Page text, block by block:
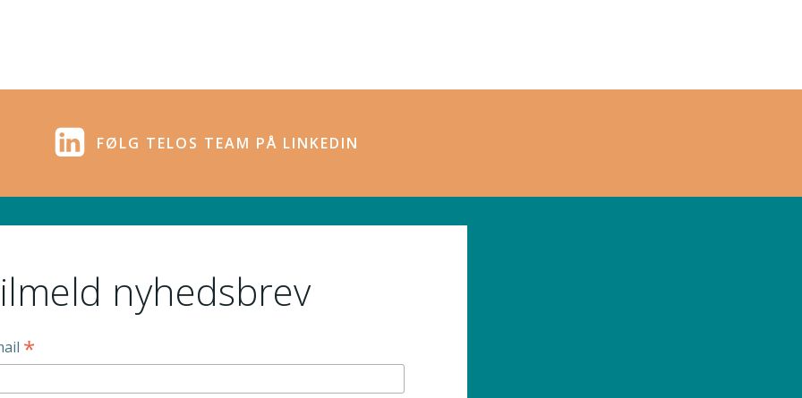
FØLG TELOS TEAM PÅ LINKEDIN
nyhedsbrev
*